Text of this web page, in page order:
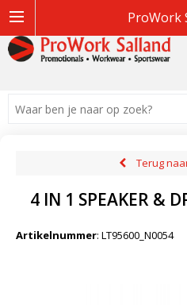
ProWork
Terug
4 IN 1 SPEAKER &
Artikelnummer: LT95600_N0054